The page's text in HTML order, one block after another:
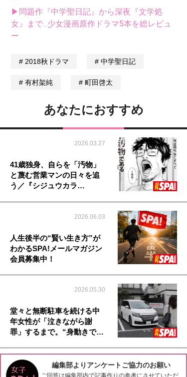
▶問題作『中学聖日記』から深夜『文学処
女』まで...少女漫画原作ドラマ5本を総レビュ
ー
2018秋ドラマ 中学聖日記
有村架純 町田啓太
あなたにおすすめ
2026.03.27
41歳独身、自らを「汚物」
と蔑む営業マンの日々を追
う／『シジュウカラ…
2026.06.03
人生後半の“賢い生き方”が
わかるSPA!メールマガジン
会員募集中！
2026.05.30
堂々と無断駐車を続ける中
年女性が「泣きながら謝
罪」するまで。“身動きで…